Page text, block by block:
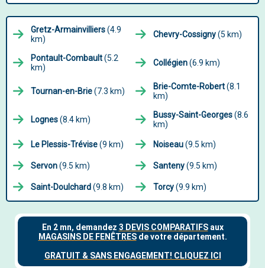
Gretz-Armainvilliers(4.9
km)
Chevry-Cossigny(5 km)
Pontault-Combault(5.2
km)
Collégien(6.9 km)
Tournan-en-Brie(7.3 km) Brie-Comte-Robert(8.1
km)
Lognes(8.4 km) Bussy-Saint-Georges(8.6
km)
Le Plessis-Trévise(9 km) Noiseau(9.5 km)
Servon(9.5 km) Santeny(9.5 km)
Saint-Doulchard(9.8 km) Torcy(9.9 km)